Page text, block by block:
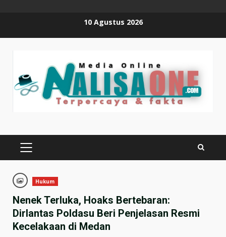
10 Agustus 2026
PRIMARY
Hukum
Nenek Terluka, Hoaks Bertebaran:
Dirlantas Poldasu Beri Penjelasan Resmi
Kecelakaan di Medan